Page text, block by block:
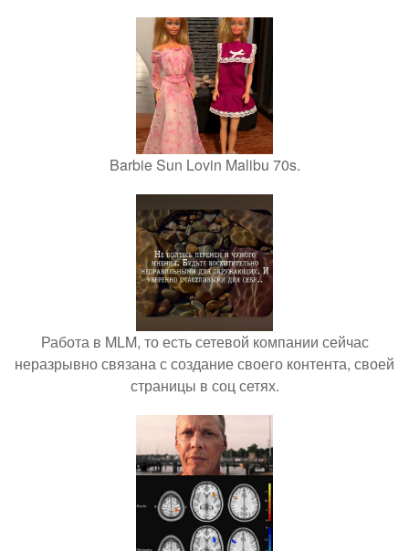
Barbie Sun Lovin Malibu 70s.
Работа в MLM, то есть сетевой компании сейчас
неразрывно связана с создание своего контента, своей
страницы в соц сетях.